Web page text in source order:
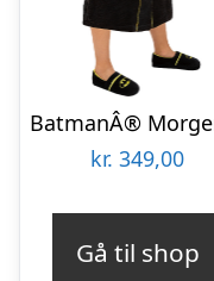
kr. 349,00
Gå til shop